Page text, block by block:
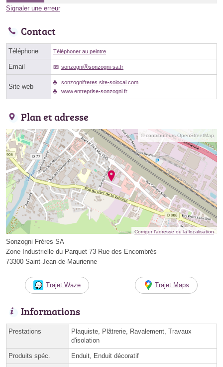
Signaler une erreur
Contact
Téléphone Téléphoner au peintre
Email sonzogniⓐsonzogni-sa.fr
Site web
sonzognifreres.site-solocal.com
www.entreprise-sonzogni.fr
Plan et adresse
© contributeurs OpenStreetMap
Corriger l’adresse ou la localisation
Sonzogni Frères SA
Zone Industrielle du Parquet 73 Rue des Encombrés
73300 Saint-Jean-de-Maurienne
Trajet Waze Trajet Maps
Informations
Prestations
Plaquiste, Plâtrerie, Ravalement, Travaux
d'isolation
Produits spéc. Enduit, Enduit décoratif